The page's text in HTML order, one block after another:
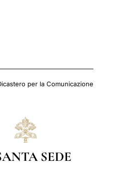
per la Comunicazione
SEDE